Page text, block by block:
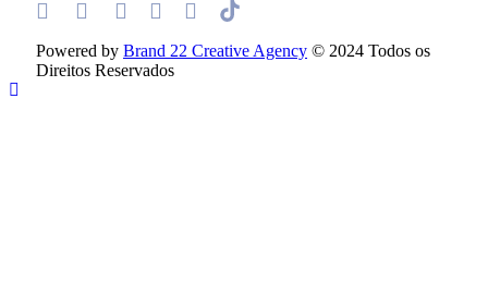
Powered by Brand 22 Creative Agency © 2024 Todos os
Direitos Reservados